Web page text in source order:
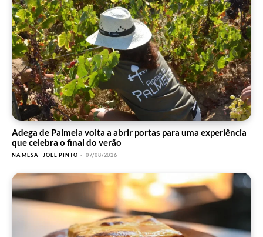
Adega de Palmela volta a abrir portas para uma experiência
que celebra o final do verão
NA MESA JOEL PINTO - 07/08/2026